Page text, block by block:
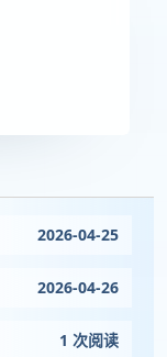
2026-04-25
2026-04-26
1 次阅读